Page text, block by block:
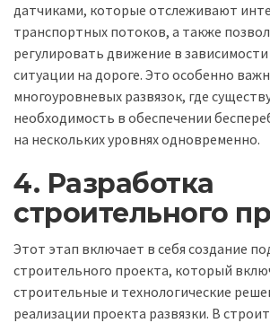
датчиками, которые отслеживают
транспортных потоков, а также
регулировать движение в
ситуации на дороге. Это особенно
многоуровневых развязок, где
необходимость в обеспечении
на нескольких уровнях одновременно.
4. Разработка
строительного
Этот этап включает в себя создание
строительного проекта, который
строительные и технологические
реализации проекта развязки. В